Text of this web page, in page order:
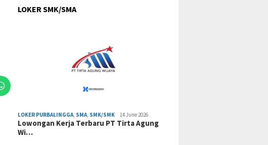
LOKER SMK/SMA
LOKER PURBALINGGA SMA SMK/SMK 14 June 2026
Lowongan Kerja Terbaru PT Tirta Agung
Wi…